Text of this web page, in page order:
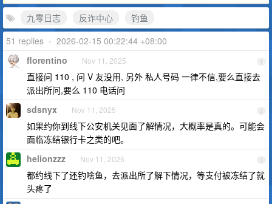
九零日志
反诈中心
钓鱼
51 replies • 2026-02-15 00:22:44 +08:00
1
florentino Nov 11, 2025
直接问 110 , 问 V 友没用, 另外 私人号码 一律不信,要么直接去
派出所问,要么 110 电话问
2
sdsnyx Nov 11, 2025
如果约你到线下公安机关见面了解情况，大概率是真的。可能会
面临冻结银行卡之类的吧。
3
helionzzz Nov 11, 2025
都约线下了还钓啥鱼，去派出所了解下情况，等支付被冻结了就
头疼了